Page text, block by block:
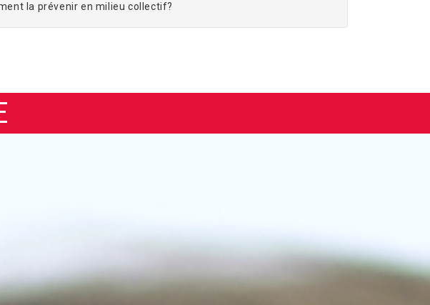
la prévenir en milieu collectif?